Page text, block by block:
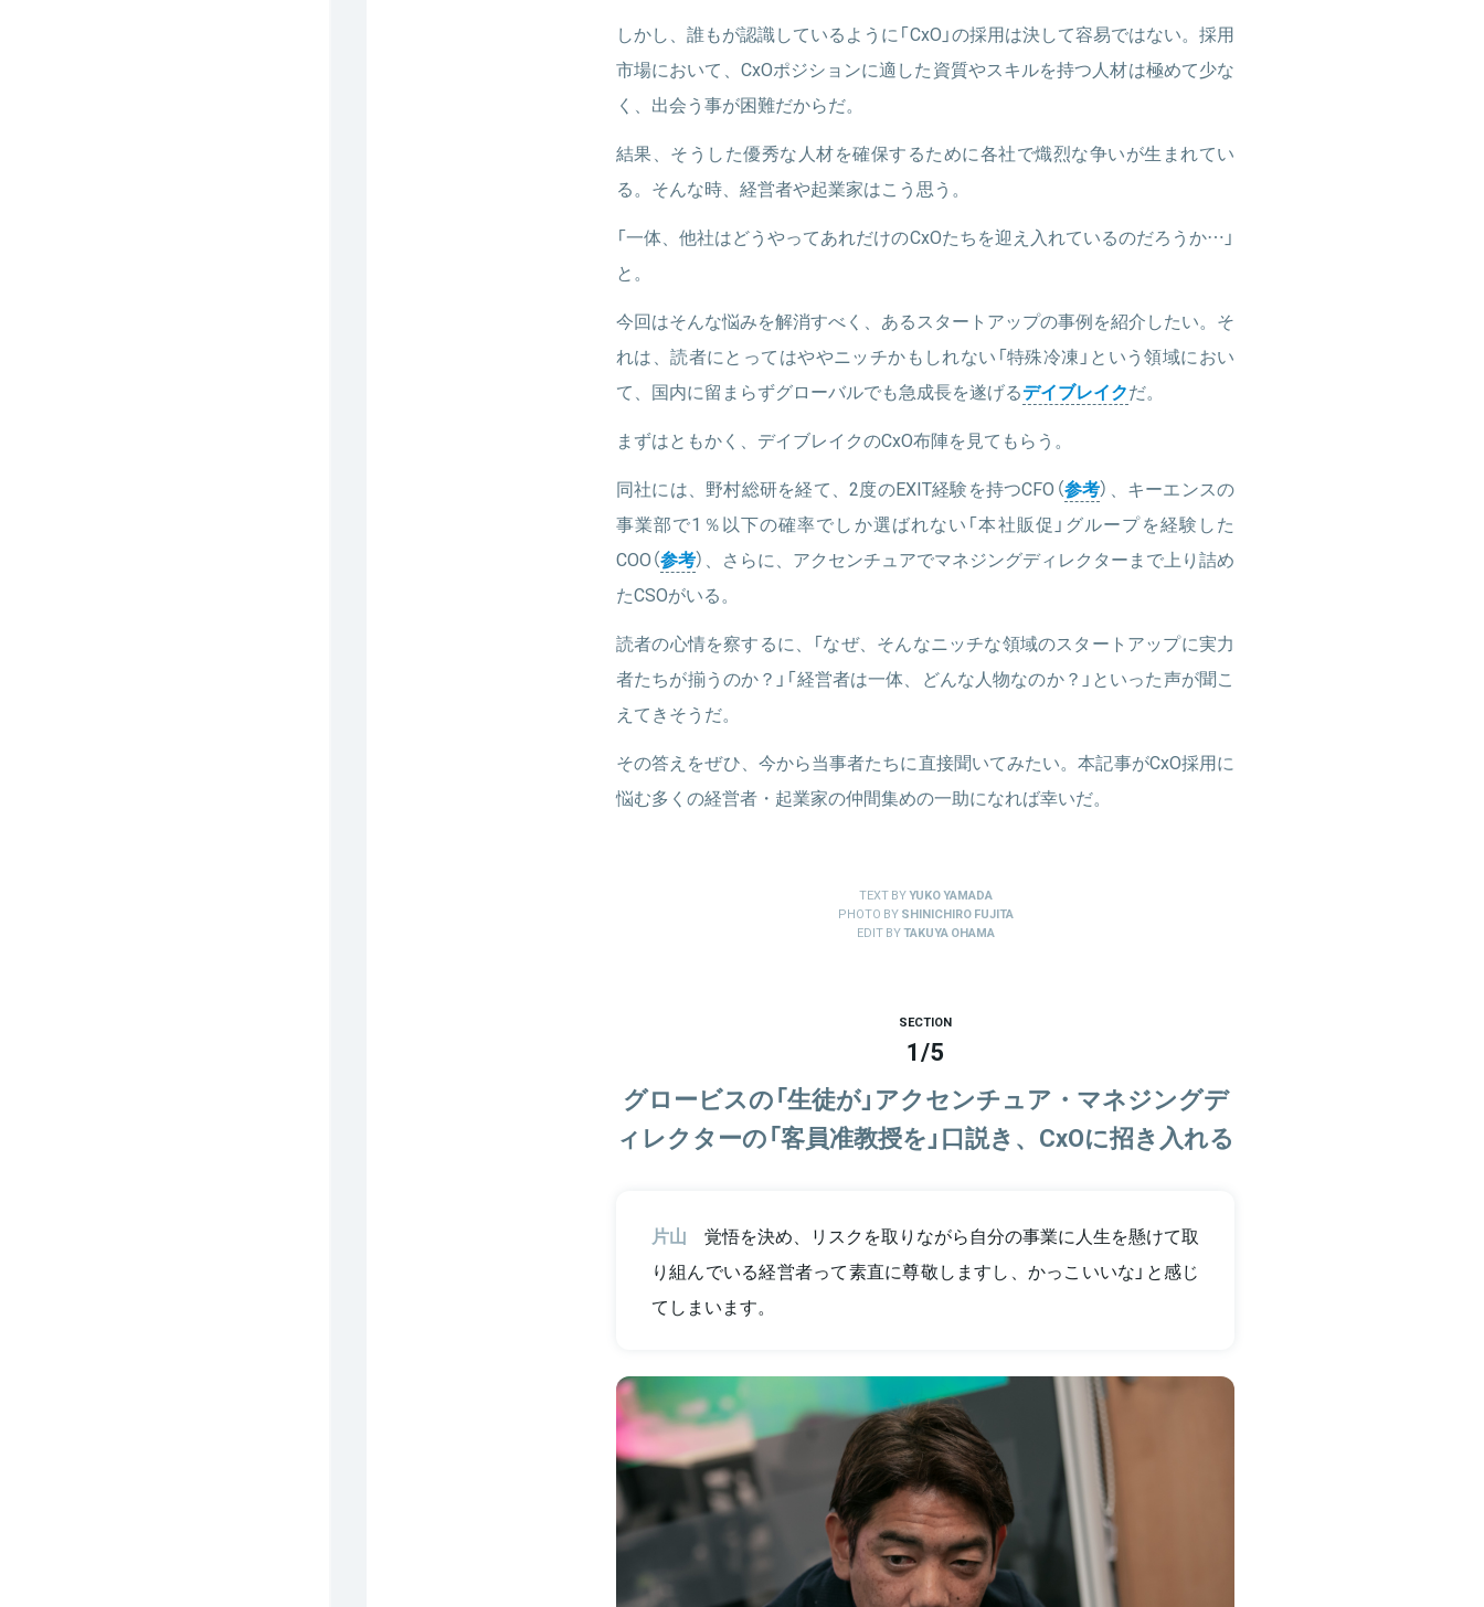
関連情報をみる
しかし、誰もが認識しているように「CxO」の採用は決して容易ではない。採用
市場において、CxOポジションに適した資質やスキルを持つ人材は極めて少な
く、出会う事が困難だからだ。
結果、そうした優秀な人材を確保するために各社で熾烈な争いが生まれてい
る。そんな時、経営者や起業家はこう思う。
「一体、他社はどうやってあれだけのCxOたちを迎え入れているのだろうか…」
と。
今回はそんな悩みを解消すべく、あるスタートアップの事例を紹介したい。そ
れは、読者にとってはややニッチかもしれない「特殊冷凍」という領域におい
て、国内に留まらずグローバルでも急成長を遂げるデイブレイクだ。
まずはともかく、デイブレイクのCxO布陣を見てもらう。
同社には、野村総研を経て、2度のEXIT経験を持つCFO（参考）、キーエンスの
事業部で1％以下の確率でしか選ばれない「本社販促」グループを経験した
COO（参考）、さらに、アクセンチュアでマネジングディレクターまで上り詰め
たCSOがいる。
読者の心情を察するに、「なぜ、そんなニッチな領域のスタートアップに実力
者たちが揃うのか？」「経営者は一体、どんな人物なのか？」といった声が聞こ
えてきそうだ。
その答えをぜひ、今から当事者たちに直接聞いてみたい。本記事がCxO採用に
悩む多くの経営者・起業家の仲間集めの一助になれば幸いだ。
TEXT BYYUKO YAMADA
PHOTO BYSHINICHIRO FUJITA
EDIT BYTAKUYA OHAMA
SECTION
1/5
グロービスの「生徒が」アクセンチュア・マネジングデ
ィレクターの「客員准教授を」口説き、CxOに招き入れる
片山
覚悟を決め、リスクを取りながら自分の事業に人生を懸けて取
り組んでいる経営者って素直に尊敬しますし、かっこいいな」と感じ
てしまいます。